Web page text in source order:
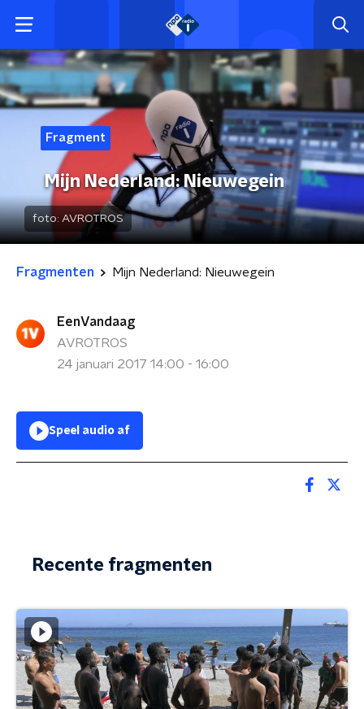
Fragment
Mijn Nederland: Nieuwegein
foto: AVROTROS
Fragmenten Mijn Nederland: Nieuwegein
EenVandaag
AVROTROS
24 januari 2017 14:00 - 16:00
Speel audio af
Recente fragmenten